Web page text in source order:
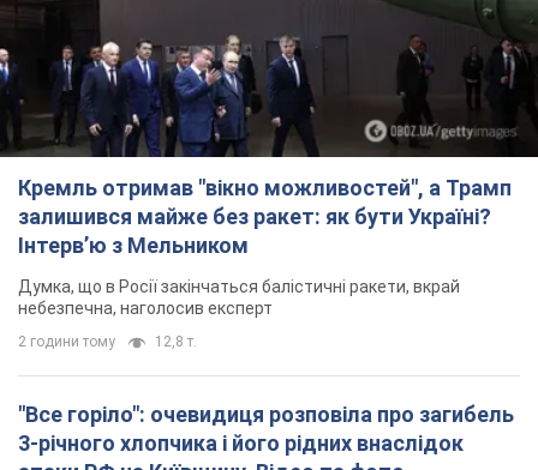
"Все горіло": очевидиця розповіла про загибель
3-річного хлопчика і його рідних внаслідок
атаки РФ на Київщину. Відео та фото
Вічна пам'ять жертвам російського терору
2 години тому 2,4 т.
У Німеччині зафіксували дрони над базою, де
ремонтують системи Patriot – Tagesschau
Служба охорони зафіксувала шість прольотів БПЛА